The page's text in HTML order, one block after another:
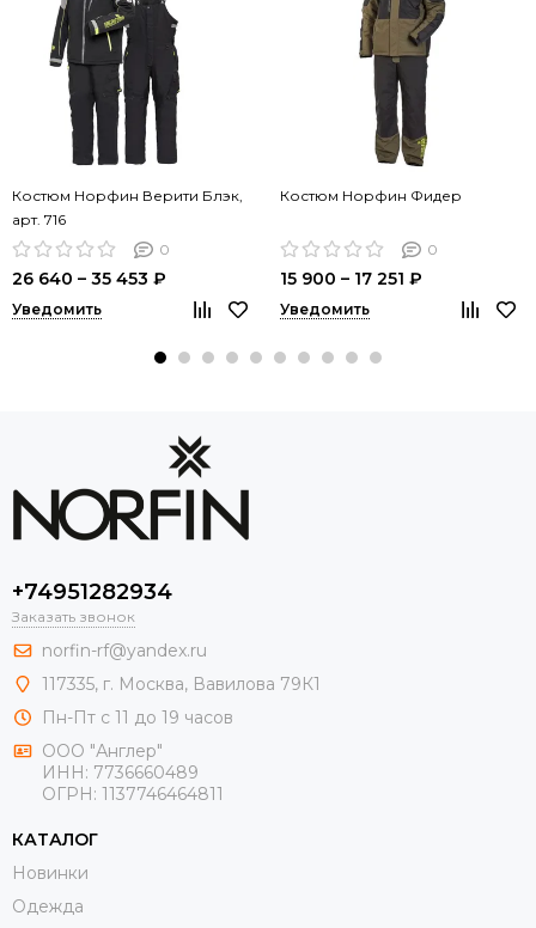
Костюм Норфин Верити Блэк,
арт. 716
0
26 640 – 35 453 ₽
Уведомить
Костюм Норфин Фидер
0
15 900 – 17 251 ₽
Уведомить
+74951282934
Заказать звонок
norfin-rf@yandex.ru
117335, г. Москва, Вавилова 79К1
Пн-Пт с 11 до 19 часов
ООО "Англер"
ИНН: 7736660489
ОГРН: 1137746464811
КАТАЛОГ
Новинки
Одежда